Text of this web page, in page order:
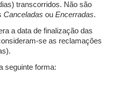
transcorridos. Não são
Canceladas ou Encerradas.
a data de finalização das
se as reclamações
seguinte forma: